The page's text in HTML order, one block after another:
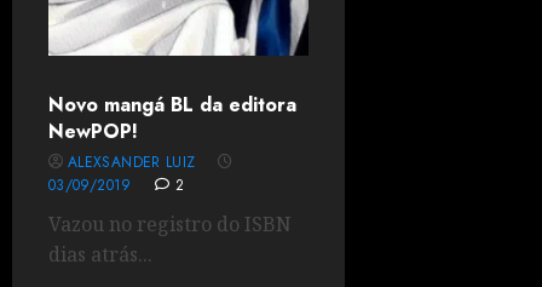
Novo mangá BL da editora
NewPOP!
ALEXSANDER LUIZ
03/09/2019
2
Vazou no registro do ISBN
dias atrás...